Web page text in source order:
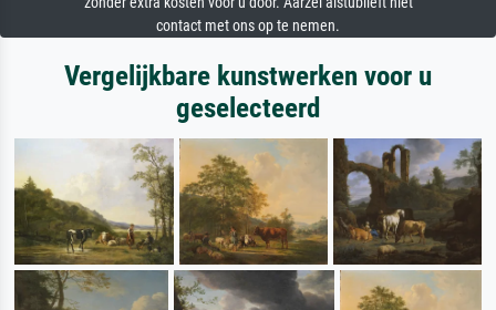
contact met ons op te nemen.
Vergelijkbare kunstwerken voor u
geselecteerd